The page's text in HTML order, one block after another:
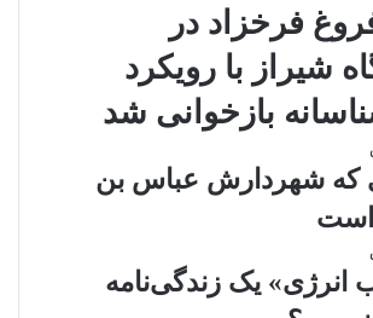
فرخزاد در
شیراز با رویکرد
بازخوانی شد
که شهردارش عباس بن
انرژی» یک زندگی‌نامه